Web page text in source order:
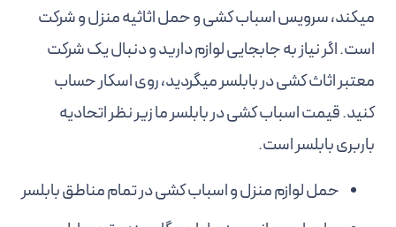
میکند، سرویس اسباب کشی و حمل اثاثیه منزل و شرکت
است. اگر نیاز به جابجایی لوازم دارید و دنبال یک شرکت
معتبر اثاث کشی در بابلسر میگردید، روی اسکار حساب
کنید. قیمت اسباب کشی در بابلسر ما زیر نظر اتحادیه
باربری بابلسر است.
حمل لوازم منزل و اسباب کشی در تمام مناطق بابلسر